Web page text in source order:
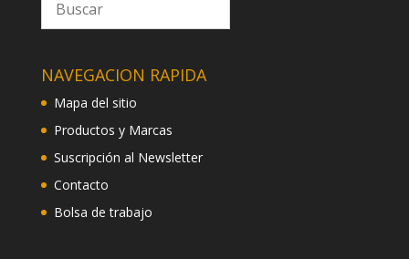
NAVEGACION RAPIDA
Mapa del sitio
Productos y Marcas
Suscripción al Newsletter
Contacto
Bolsa de trabajo